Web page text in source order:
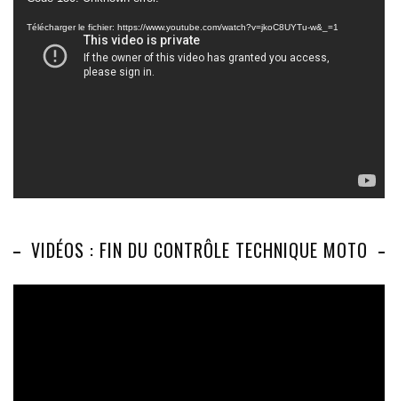
vidéo
Télécharger le fichier: https://www.youtube.com/watch?v=jkoC8UYTu-w&_=1
VIDÉOS : FIN DU CONTRÔLE TECHNIQUE MOTO